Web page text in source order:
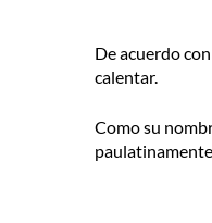
De acuerdo
calentar.
Como su